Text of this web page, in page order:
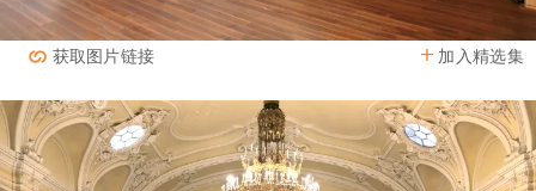
加入精选集
获取图片链接